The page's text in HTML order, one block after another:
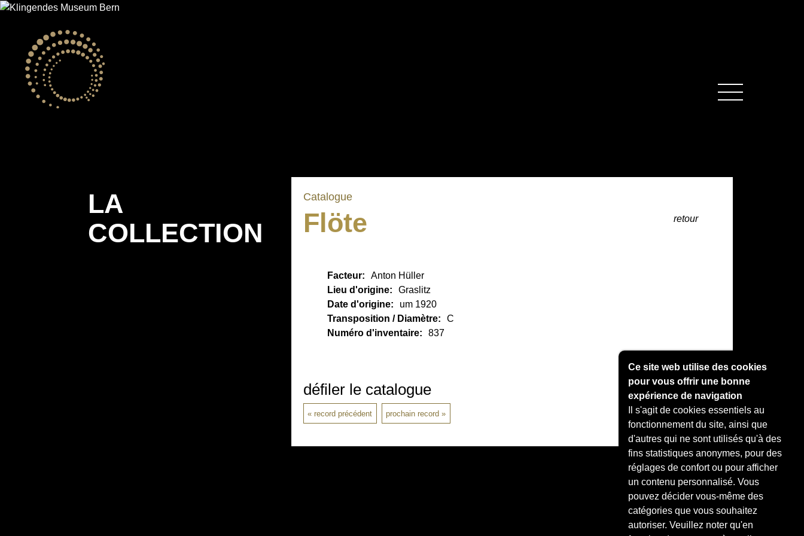
Catalogue
Flöte retour
Facteur:
Anton Hüller
Lieu d'origine:
Graslitz
Date d'origine:
um 1920
Transposition / Diamètre:
C
Numéro d'inventaire:
837
défiler le catalogue
record précédent prochain record
LA
COLLECTION
Ce site web utilise des cookies
pour vous offrir une bonne
expérience de navigation
Il s'agit de cookies essentiels au
fonctionnement du site, ainsi que
d'autres qui ne sont utilisés qu'à des
fins statistiques anonymes, pour des
réglages de confort ou pour afficher
un contenu personnalisé. Vous
pouvez décider vous-même des
catégories que vous souhaitez
autoriser. Veuillez noter qu'en